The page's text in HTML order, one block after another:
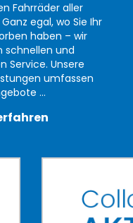
Fahrräder aller
egal, wo Sie Ihr
haben – wir
schnellen und
Service. Unsere
umfassen
...